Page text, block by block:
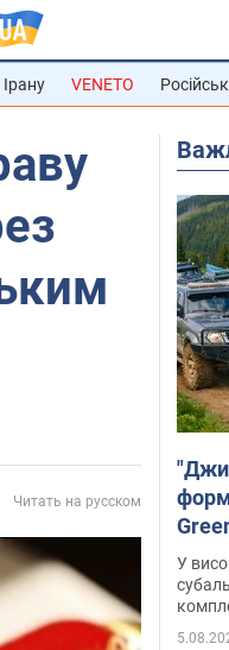
VENETO
Читать на русском
У